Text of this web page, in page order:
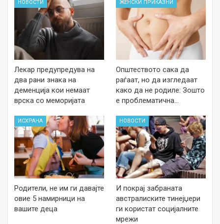
НОВОСТИ
Лекар предупредува на
два рани знака на
деменција кои немаат
врска со меморијата
ЖЕНСКИ ПРИКАЗНИ
Општеството сака да
раѓаат, но да изгледаат
како да не родиле: Зошто
е проблематична…
ИСХРАНА
Родители, не им ги давајте
овие 5 намирници на
вашите деца
НОВОСТИ
И покрај забраната
австралиските тинејџери
ги користат социјалните
мрежи